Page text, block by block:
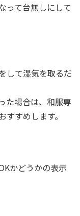
って台無しにして
して湿気を取るだ
た場合は、和服専
すめします。
かどうかの表示